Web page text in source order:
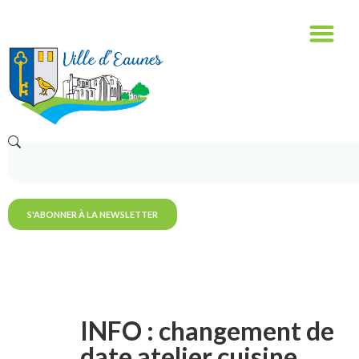
S'ABONNER À LA NEWSLETTER
INFO : changement de